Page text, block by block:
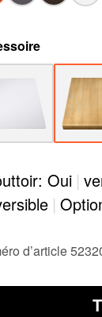
Oui |
|
d’article